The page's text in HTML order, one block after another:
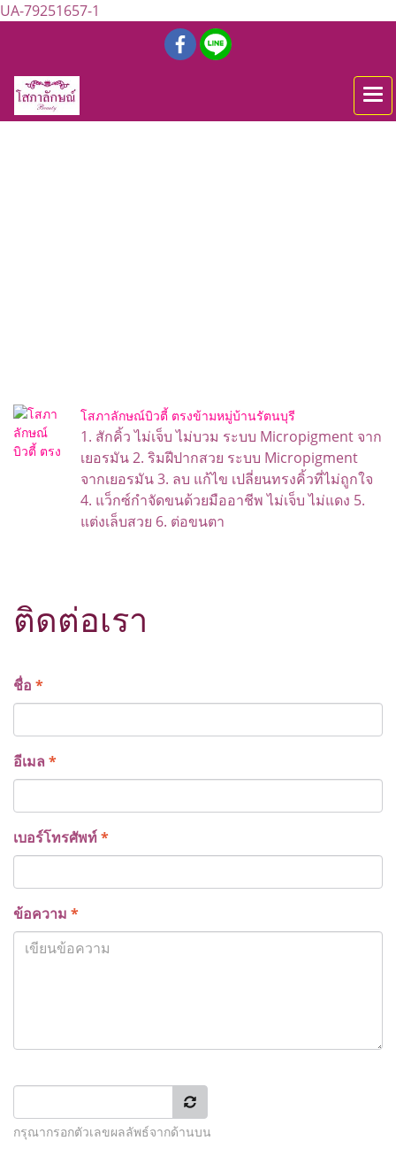
UA-79251657-1
โสภาลักษณ์บิวตี้ ตรงข้ามหมู่บ้านรัตนบุรี
1. สักคิ้ว ไม่เจ็บ ไม่บวม ระบบ Micropigment จาก
เยอรมัน 2. ริมฝีปากสวย ระบบ Micropigment
จากเยอรมัน 3. ลบ แก้ไข เปลี่ยนทรงคิ้วที่ไม่ถูกใจ
4. แว็กซ์กำจัดขนด้วยมืออาชีพ ไม่เจ็บ ไม่แดง 5.
แต่งเล็บสวย 6. ต่อขนตา
ติดต่อเรา
ชื่อ *
อีเมล *
เบอร์โทรศัพท์*
ข้อความ *
กรุณากรอกตัวเลขผลลัพธ์จากด้านบน